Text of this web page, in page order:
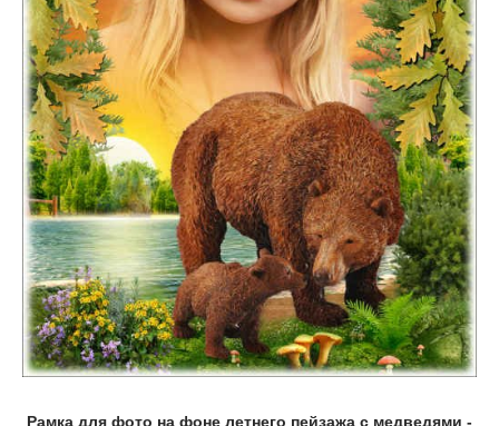
Рамка для фото на фоне летнего пейзажа с медведями -